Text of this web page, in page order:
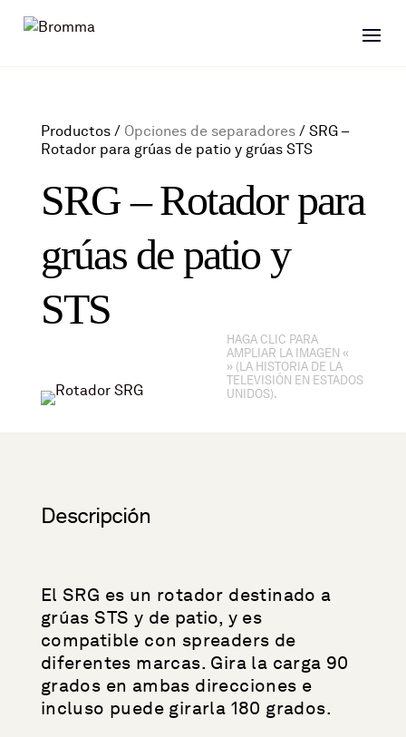
Productos / Opciones de separadores/ SRG –
Rotador para grúas de patio y grúas STS
SRG – Rotador para
grúas de patio y
STS
HAGA CLIC PARA
AMPLIAR LA IMAGEN «
» (LA HISTORIA DE LA
TELEVISIÓN EN ESTADOS
UNIDOS).
Descripción
El SRG es un rotador destinado a
grúas STS y de patio, y es
compatible con spreaders de
diferentes marcas. Gira la carga 90
grados en ambas direcciones e
incluso puede girarla 180 grados.